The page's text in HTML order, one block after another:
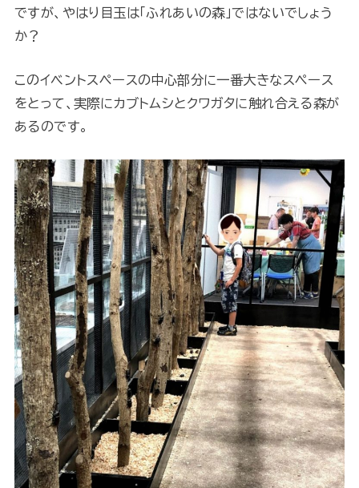
ですが、やはり目玉は「ふれあいの森」ではないでしょう
か？
このイベントスペースの中心部分に一番大きなスペース
をとって、実際にカブトムシとクワガタに触れ合える森が
あるのです。